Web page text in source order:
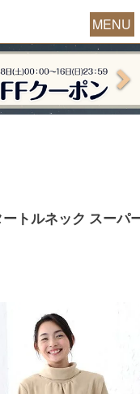
MENU
トルネック スーパ